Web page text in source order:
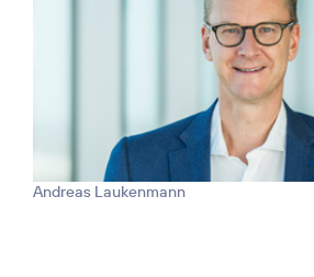
Andreas Laukenmann